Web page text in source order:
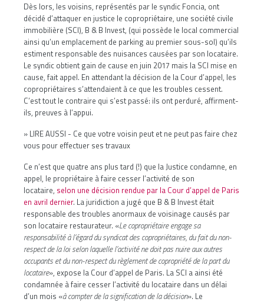
Dès lors, les voisins, représentés par le syndic Foncia, ont
décidé d’attaquer en justice le copropriétaire, une société civile
immobilière (SCI), B & B Invest, (qui possède le local commercial
ainsi qu’un emplacement de parking au premier sous-sol) qu’ils
estiment responsable des nuisances causées par son locataire.
Le syndic obtient gain de cause en juin 2017 mais la SCI mise en
cause, fait appel. En attendant la décision de la Cour d’appel, les
copropriétaires s’attendaient à ce que les troubles cessent.
C’est tout le contraire qui s’est passé: ils ont perduré, affirment-
ils, preuves à l’appui.
» LIRE AUSSI - Ce que votre voisin peut et ne peut pas faire chez
vous pour effectuer ses travaux
Ce n’est que quatre ans plus tard (!) que la Justice condamne, en
appel, le propriétaire à faire cesser l’activité de son
locataire, selon une décision rendue par la Cour d’appel de Paris
en avril dernier. La juridiction a jugé que B & B Invest était
responsable des troubles anormaux de voisinage causés par
son locataire restaurateur. «Le copropriétaire engage sa
responsabilité à l’égard du syndicat des copropriétaires, du fait du non-
respect de la loi selon laquelle l’activité ne doit pas nuire aux autres
occupants et du non-respect du règlement de copropriété de la part du
locataire», expose la Cour d’appel de Paris. La SCI a ainsi été
condamnée à faire cesser l’activité du locataire dans un délai
d’un mois «à compter de la signification de la décision». Le